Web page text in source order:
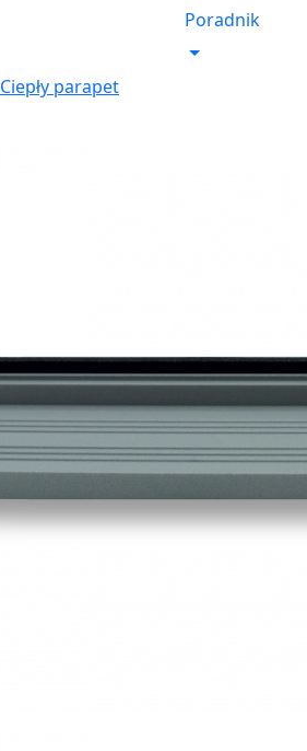
Poradnik
Ciepły parapet